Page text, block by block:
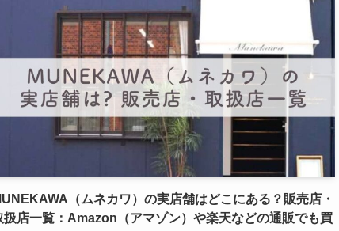
（ムネカワ）の実店舗はどこにある？販売店・
扱店一覧：Amazon（アマゾン）や楽天などの通販でも買